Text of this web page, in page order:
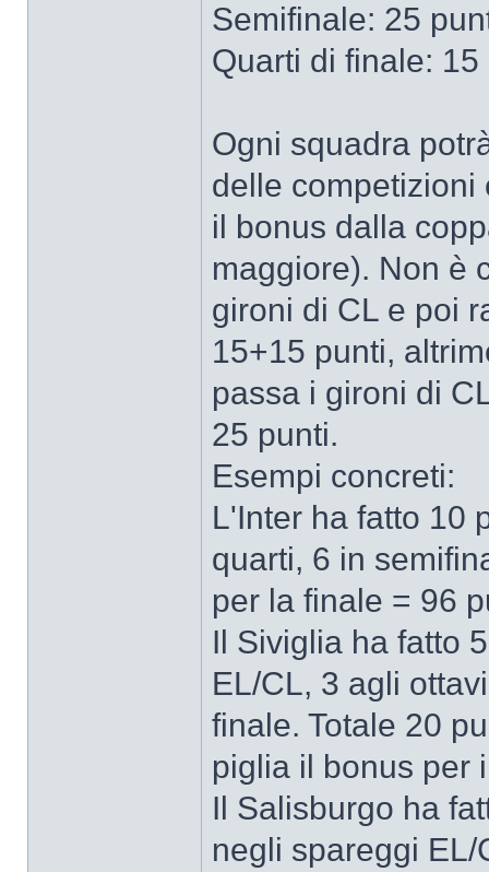
Semifinale: 25
Quarti di finale: 15
Ogni squadra
delle competizioni
il bonus dalla
maggiore). Non è
gironi di CL e poi
15+15 punti,
passa i gironi di
25 punti.
Esempi concreti:
L'Inter ha fatto 10
quarti, 6 in
per la finale = 96
Il Siviglia ha fatto
EL/CL, 3 agli
finale. Totale 20
piglia il bonus per
Il Salisburgo ha
negli spareggi EL/